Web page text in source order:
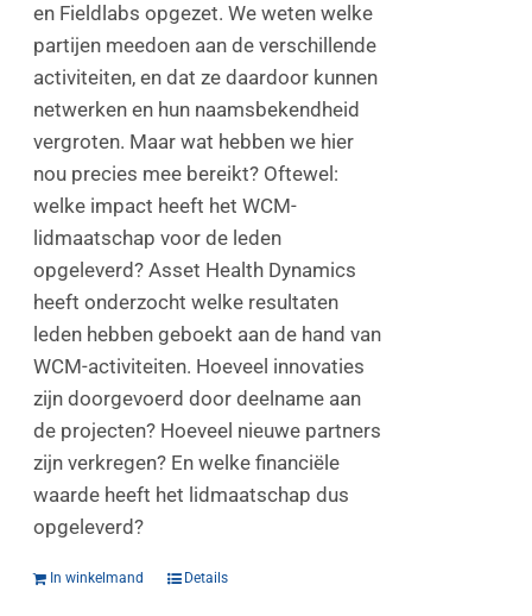
en Fieldlabs opgezet. We weten welke
partijen meedoen aan de verschillende
activiteiten, en dat ze daardoor kunnen
netwerken en hun naamsbekendheid
vergroten. Maar wat hebben we hier
nou precies mee bereikt? Oftewel:
welke impact heeft het WCM-
lidmaatschap voor de leden
opgeleverd? Asset Health Dynamics
heeft onderzocht welke resultaten
leden hebben geboekt aan de hand van
WCM-activiteiten. Hoeveel innovaties
zijn doorgevoerd door deelname aan
de projecten? Hoeveel nieuwe partners
zijn verkregen? En welke financiële
waarde heeft het lidmaatschap dus
opgeleverd?
In winkelmand Details